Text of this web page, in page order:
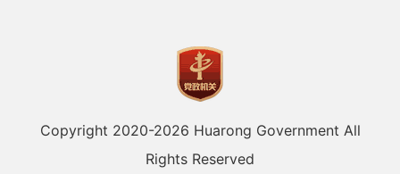
Copyright 2020-2026 Huarong Government All
Rights Reserved